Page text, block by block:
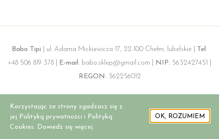
Babo Tipi | ul. Adama Mickiewicza 17, 22-100 Chełm, lubelskie |
Tel:
+48 506 819 378 | E-mail: babo.sklep@gmail.com | NIP: 5632427451 |
REGON: 362256012
Korzystając ze strony zgadzasz się z
jej Polityką prywatności i Polityką
Cookies. Dowiedz się więcej.
OK, ROZUMIEM